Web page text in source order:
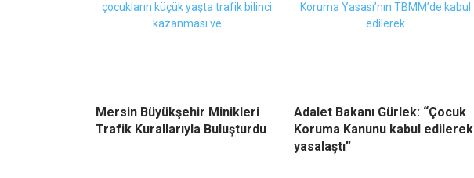
Mersin Büyükşehir Minikleri
Trafik Kurallarıyla Buluşturdu
Adalet Bakanı Gürlek: “Çocuk
Koruma Kanunu kabul edilerek
yasalaştı”